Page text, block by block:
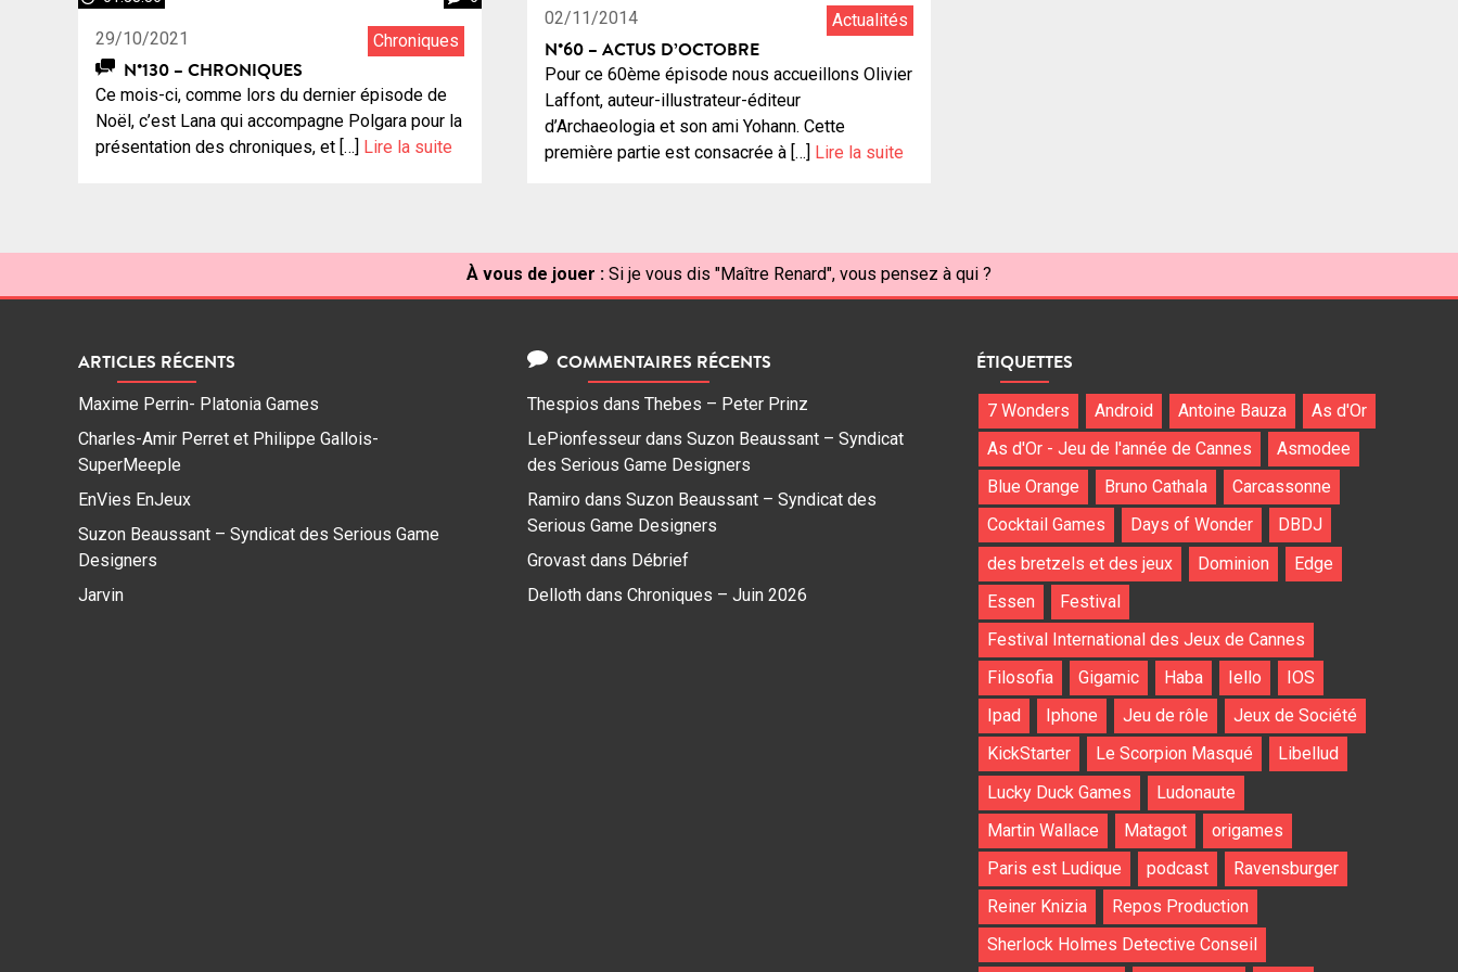
29/10/2021 Chroniques
N°130 – CHRONIQUES
Ce mois-ci, comme lors du dernier épisode de
Noël, c’est Lana qui accompagne Polgara pour la
présentation des chroniques, et […]
Lire la suite
02/11/2014 Actualités
N°60 – ACTUS D’OCTOBRE
Pour ce 60ème épisode nous accueillons Olivier
Laffont, auteur-illustrateur-éditeur
d’Archaeologia et son ami Yohann. Cette
première partie est consacrée à […] Lire la suite
À vous de jouer : Si je vous dis "Maître Renard", vous pensez à qui ?
ARTICLES RÉCENTS
Maxime Perrin- Platonia Games
Charles-Amir Perret et Philippe Gallois-
SuperMeeple
EnVies EnJeux
Suzon Beaussant – Syndicat des Serious Game
Designers
Jarvin
COMMENTAIRES RÉCENTS
Thespios dans Thebes – Peter Prinz
LePionfesseur dans Suzon Beaussant – Syndicat
des Serious Game Designers
Ramiro dans Suzon Beaussant – Syndicat des
Serious Game Designers
Grovast dans Débrief
Delloth dans Chroniques – Juin 2026
ÉTIQUETTES
7 Wonders Android Antoine Bauza
As d'Or
As d'Or - Jeu de l'année de Cannes
Asmodee
Blue Orange
Bruno Cathala
Carcassonne
Cocktail Games
Days of Wonder
DBDJ
des bretzels et des jeux
Dominion
Edge
Essen
Festival
Festival International des Jeux de Cannes
Filosofia
Gigamic Haba Iello
IOS
Ipad
Iphone Jeu de rôle
Jeux de Société
KickStarter
Le Scorpion Masqué
Libellud
Lucky Duck Games
Ludonaute
Martin Wallace
Matagot
origames
Paris est Ludique
podcast
Ravensburger
Reiner Knizia
Repos Production
Sherlock Holmes Detective Conseil